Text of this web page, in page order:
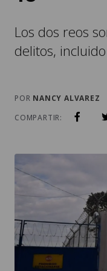
Los dos reos
delitos,
POR NANCY ALVAREZ
COMPARTIR: